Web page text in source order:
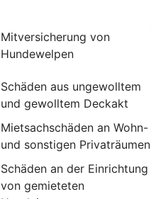
Mitversicherung von
Hundewelpen
Schäden aus ungewolltem
und gewolltem Deckakt
Mietsachschäden an Wohn-
und sonstigen Privaträumen
Schäden an der Einrichtung
von gemieteten